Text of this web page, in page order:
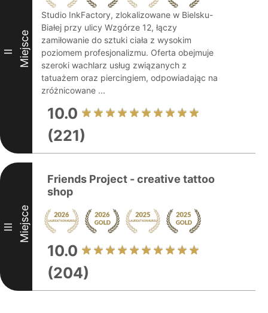
II Miejsce
Studio InkFactory, zlokalizowane w Bielsku-
Białej przy ulicy Wzgórze 12, łączy
zamiłowanie do sztuki ciała z wysokim
poziomem profesjonalizmu. Oferta obejmuje
szeroki wachlarz usług związanych z
tatuażem oraz piercingiem, odpowiadając na
zróżnicowane ...
10.0
(221)
III Miejsce
Friends Project - creative tattoo
shop
10.0
(204)